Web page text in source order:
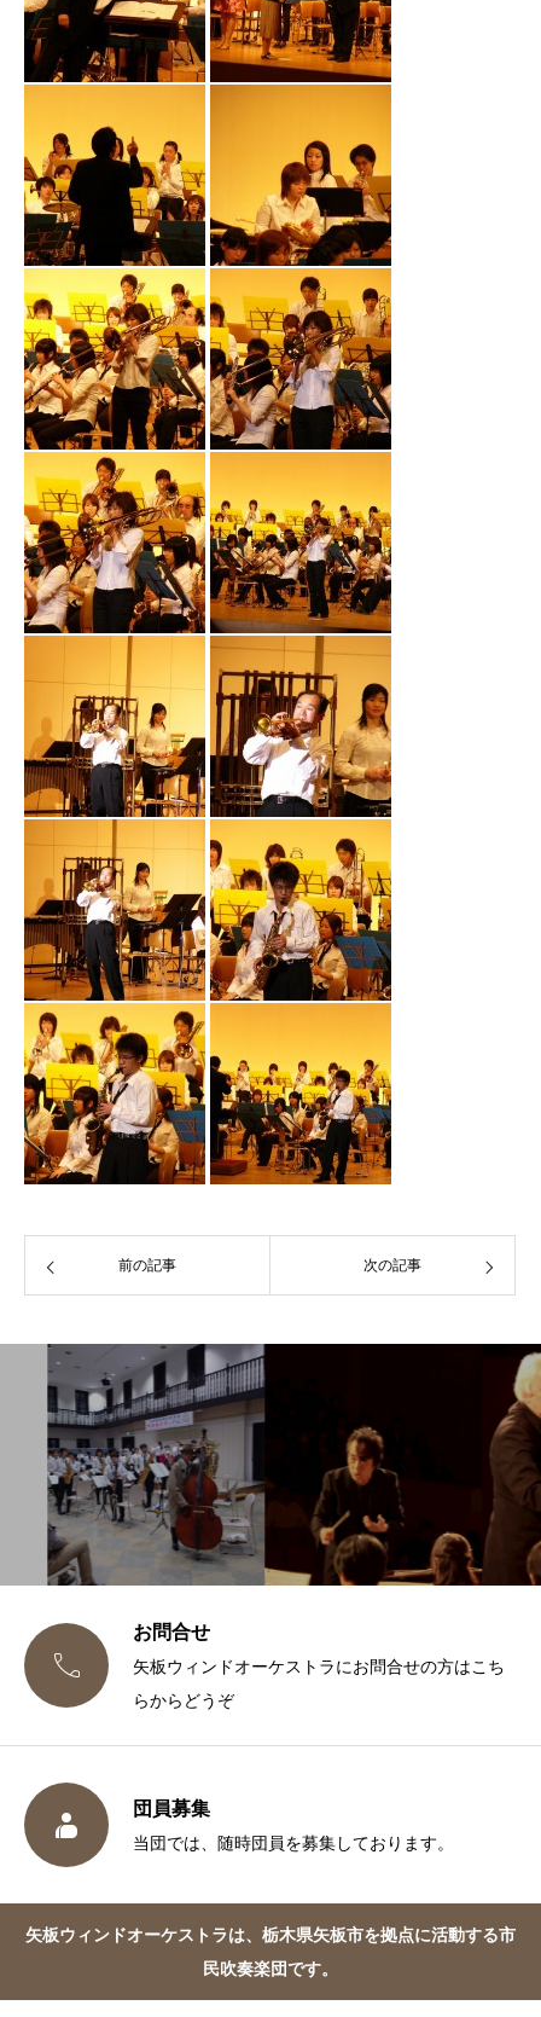
前の記事 次の記事

お問合せ
矢板ウィンドオーケストラにお問合せの方はこち
らからどうぞ
 団員募集
当団では、随時団員を募集しております。
矢板ウィンドオーケストラは、栃木県矢板市を拠点に活動する市
民吹奏楽団です。